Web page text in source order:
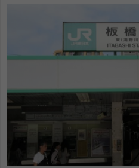
板橋に住んだ経験がある